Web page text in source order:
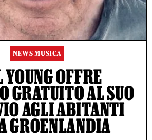
NEWS MUSICA
YOUNG OFFRE
GRATUITO AL SUO
AGLI ABITANTI
GROENLANDIA